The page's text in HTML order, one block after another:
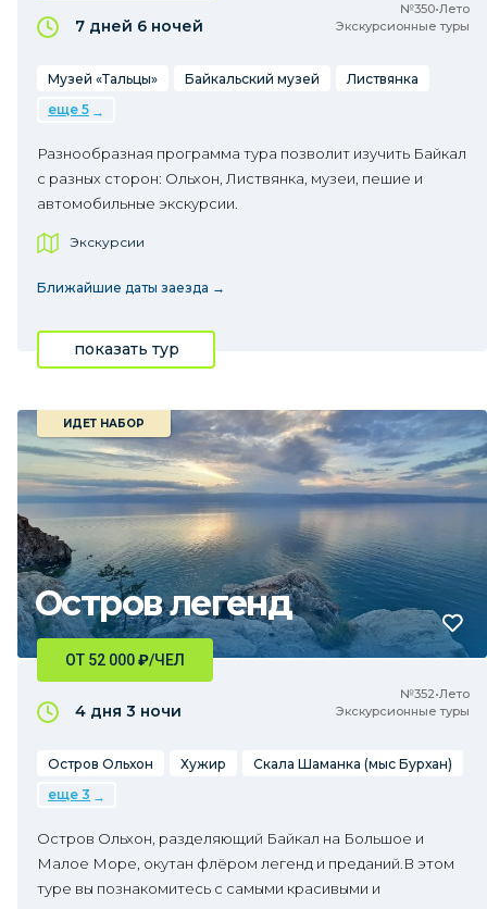
№350•Лето
Экскурсионные туры
7 дней 6 ночей
Музей «Тальцы» Байкальский музей
Листвянка
еще 5
Разнообразная программа тура позволит изучить Байкал
с разных сторон: Ольхон, Листвянка, музеи, пешие и
автомобильные экскурсии.
Экскурсии
Ближайшие даты заезда →
показать тур
Остров легенд
ИДЕТ НАБОР
№352•Лето
Экскурсионные туры
ОТ 52 000₽/ЧЕЛ
4 дня 3 ночи
Остров Ольхон Хужир
Скала Шаманка (мыс Бурхан)
еще 3
Остров Ольхон, разделяющий Байкал на Большое и
Малое Море, окутан флёром легенд и преданий.В этом
туре вы познакомитесь с самыми красивыми и